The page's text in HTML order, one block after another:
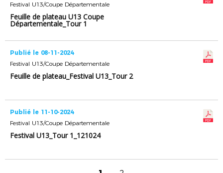
Festival U13/Coupe Départementale
Feuille de plateau U13 Coupe
Départementale_Tour 1
Publié le 08-11-2024
Festival U13/Coupe Départementale
Feuille de plateau_Festival U13_Tour 2
Publié le 11-10-2024
Festival U13/Coupe Départementale
Festival U13_Tour 1_121024